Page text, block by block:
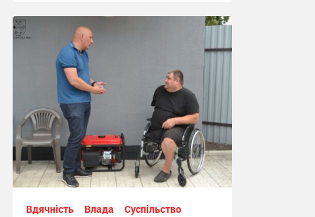
15:44 вчора
Вдячність Влада Суспільство